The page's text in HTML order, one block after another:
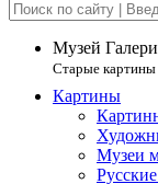
Музей
Старые картины
Картины
Музеи